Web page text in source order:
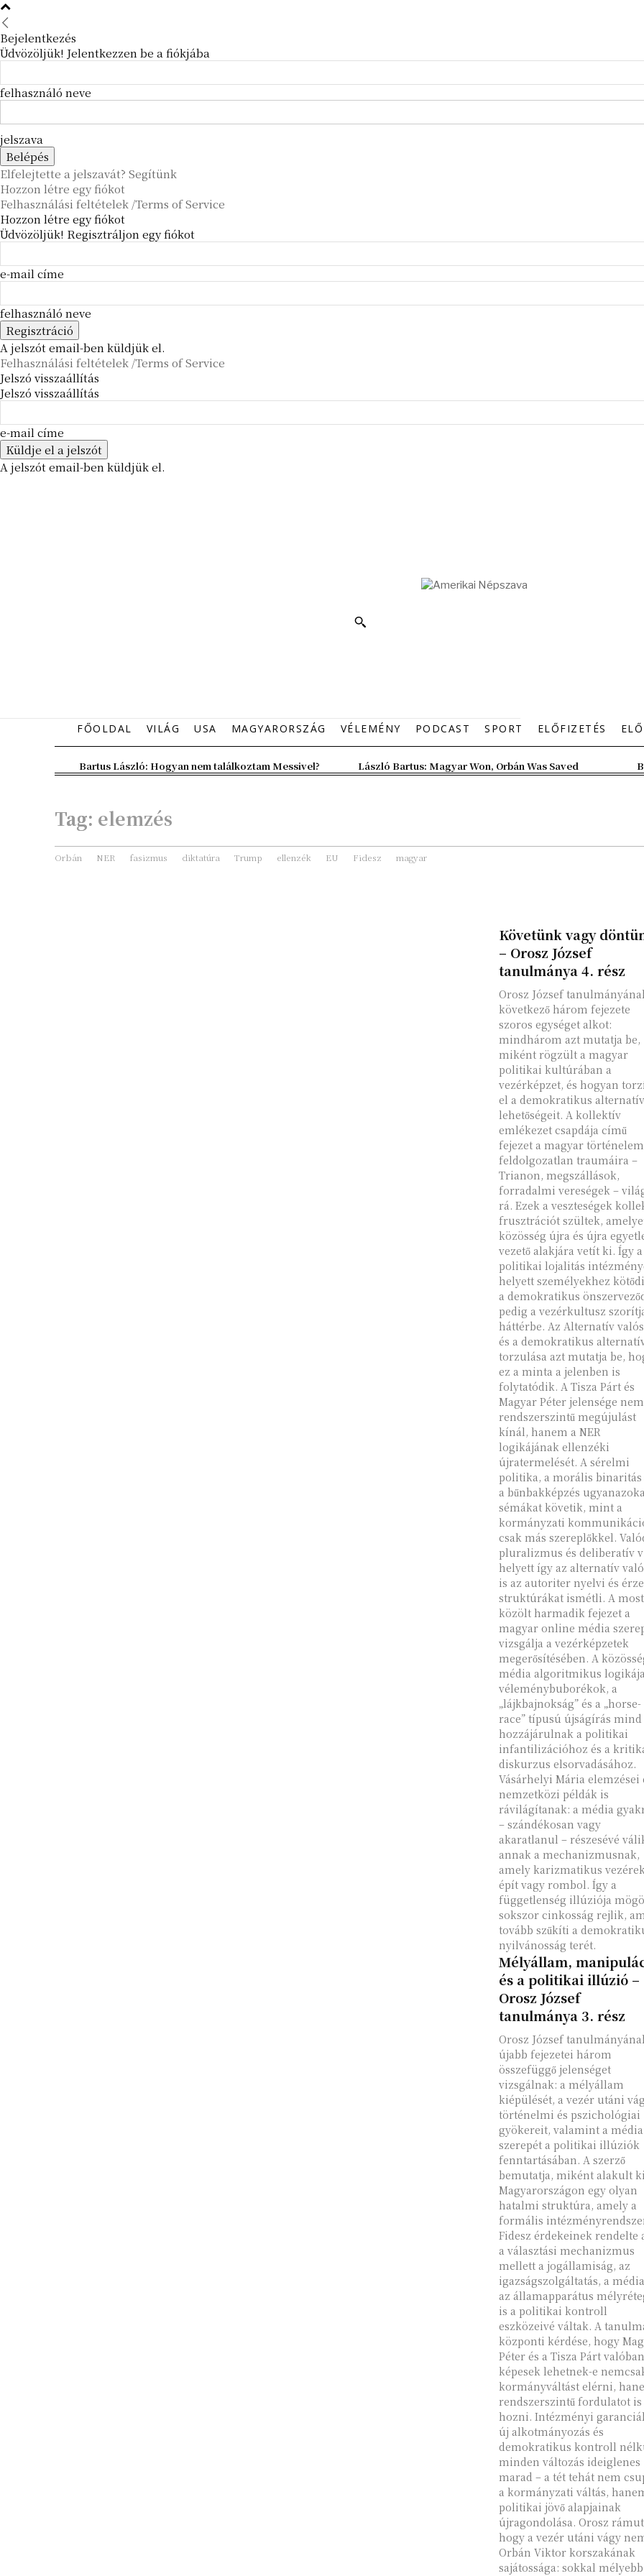
Bejelentkezés
Üdvözöljük! Jelentkezzen be a fiókjába
felhasználó neve
jelszava
Elfelejtette a jelszavát? Segítünk
Hozzon létre egy fiókot
Felhasználási feltételek /Terms of Service
Hozzon létre egy fiókot
Üdvözöljük! Regisztráljon egy fiókot
e-mail címe
felhasználó neve
A jelszót email-ben küldjük el.
Felhasználási feltételek /Terms of Service
Jelszó visszaállítás
Jelszó visszaállítás
e-mail címe
A jelszót email-ben küldjük el.
FŐOLDAL VILÁG USA MAGYARORSZÁG VÉLEMÉNY PODCAST SPORT ELŐFIZETÉS
Bartus László: Hogyan nem találkoztam Messivel? László Bartus: Magyar Won, Orbán Was Saved
Tag: elemzés
Orbán NER fasizmus diktatúra Trump ellenzék EU Fidesz magyar
Követünk vagy
– Orosz József
tanulmánya 4. rész
Orosz József
következő három fejezete
szoros egységet alkot:
mindhárom azt mutatja be,
miként rögzült a magyar
politikai kultúrában a
vezérképzet, és hogyan
el a demokratikus
lehetőségeit. A kollektív
emlékezet csapdája című
fejezet a magyar történelem
feldolgozatlan traumáira –
Trianon, megszállások,
forradalmi vereségek –
rá. Ezek a veszteségek
frusztrációt szültek,
közösség újra és újra
vezető alakjára vetít ki. Így a
politikai lojalitás
helyett személyekhez
a demokratikus
pedig a vezérkultusz
háttérbe. Az Alternatív valóság
és a demokratikus
torzulása azt mutatja be,
ez a minta a jelenben is
folytatódik. A Tisza Párt és
Magyar Péter jelensége nem
rendszerszintű megújulást
kínál, hanem a NER
logikájának ellenzéki
újratermelését. A sérelmi
politika, a morális binaritás
a bűnbakképzés
sémákat követik, mint a
kormányzati
csak más szereplőkkel.
pluralizmus és deliberatív
helyett így az alternatív
is az autoriter nyelvi és
struktúrákat ismétli. A most
közölt harmadik fejezet a
magyar online média
vizsgálja a vezérképzetek
megerősítésében. A
média algoritmikus
véleménybuborékok, a
„lájkbajnokság” és a „horse-
race” típusú újságírás mind
hozzájárulnak a politikai
infantilizációhoz és a
diskurzus elsorvadásához.
Vásárhelyi Mária elemzései
nemzetközi példák is
rávilágítanak: a média
– szándékosan vagy
akaratlanul – részesévé
annak a mechanizmusnak,
amely karizmatikus
épít vagy rombol. Így a
függetlenség illúziója
sokszor cinkosság rejlik,
tovább szűkíti a
nyilvánosság terét.
Mélyállam,
és a politikai illúzió –
Orosz József
tanulmánya 3. rész
Orosz József
újabb fejezetei három
összefüggő jelenséget
vizsgálnak: a mélyállam
kiépülését, a vezér utáni
történelmi és pszichológiai
gyökereit, valamint a média
szerepét a politikai illúziók
fenntartásában. A szerző
bemutatja, miként alakult ki
Magyarországon egy olyan
hatalmi struktúra, amely a
formális
Fidesz érdekeinek rendelte
a választási mechanizmus
mellett a jogállamiság, az
igazságszolgáltatás, a
az államapparátus
is a politikai kontroll
eszközeivé váltak. A tanulmány
központi kérdése, hogy
Péter és a Tisza Párt valóban
képesek lehetnek-e
kormányváltást elérni,
rendszerszintű fordulatot is
hozni. Intézményi
új alkotmányozás és
demokratikus kontroll
minden változás ideiglenes
marad – a tét tehát nem
a kormányzati váltás,
politikai jövő alapjainak
újragondolása. Orosz rámutat,
hogy a vezér utáni vágy
Orbán Viktor korszakának
sajátossága: sokkal